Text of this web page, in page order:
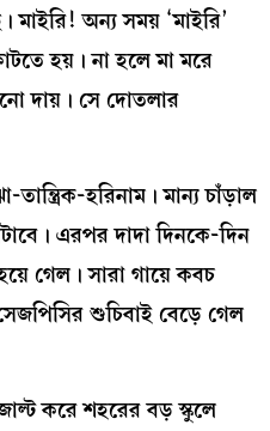
মাইরি! অন্য সময় ‘মাইরি’
হয়। না হলে মা মরে
দায়। সে দোতলার
হরিনাম। মান্য চাঁড়াল
এরপর দাদা দিনকে-দিন
গেল। সারা গায়ে কবচ
শুচিবাই বেড়ে গেল
করে শহরের বড় স্কুলে